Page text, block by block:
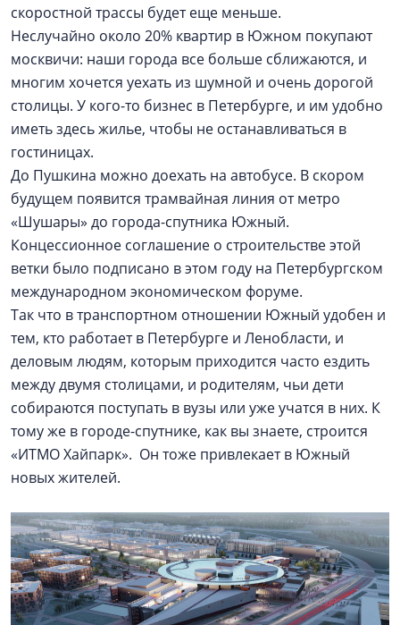
скоростной трассы будет еще меньше.
Неслучайно около 20% квартир в Южном покупают
москвичи: наши города все больше сближаются, и
многим хочется уехать из шумной и очень дорогой
столицы. У кого-то бизнес в Петербурге, и им удобно
иметь здесь жилье, чтобы не останавливаться в
гостиницах.
До Пушкина можно доехать на автобусе. В скором
будущем появится трамвайная линия от метро
«Шушары» до города-спутника Южный.
Концессионное соглашение о строительстве этой
ветки было подписано в этом году на Петербургском
международном экономическом форуме.
Так что в транспортном отношении Южный удобен и
тем, кто работает в Петербурге и Ленобласти, и
деловым людям, которым приходится часто ездить
между двумя столицами, и родителям, чьи дети
собираются поступать в вузы или уже учатся в них. К
тому же в городе-спутнике, как вы знаете, строится
«ИТМО Хайпарк». Он тоже привлекает в Южный
новых жителей.